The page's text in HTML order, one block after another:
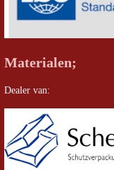
Materialen;
Dealer van: